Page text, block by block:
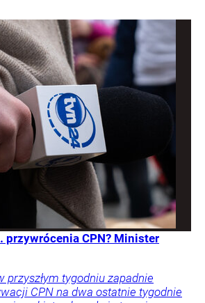
przywrócenia CPN? Minister
przyszłym tygodniu zapadnie
CPN na dwa ostatnie tygodnie